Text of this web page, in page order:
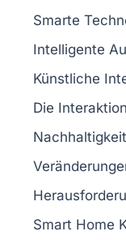
Smarte
Intelligente
Künstliche
Die Interaktion
Nachhaltigkeit
Smart Home